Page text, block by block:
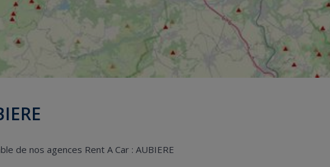
de nos agences Rent A Car : AUBIERE